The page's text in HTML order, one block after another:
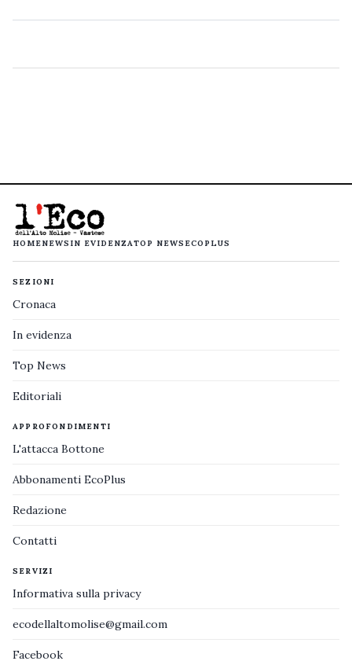
HOMENEWS IN EVIDENZATOP NEWS ECOPLUS
SEZIONI
Cronaca
In evidenza
Top News
Editoriali
APPROFONDIMENTI
L'attacca Bottone
Abbonamenti EcoPlus
Redazione
Contatti
SERVIZI
Informativa sulla privacy
ecodellaltomolise@gmail.com
Facebook